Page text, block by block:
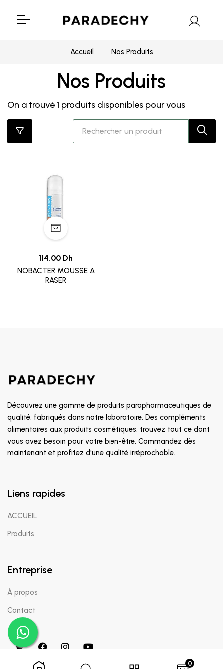
0
Accueil Nos Produits
Nos Produits
On a trouvé1 produits disponibles pour vous
114.00 Dh
NOBACTER MOUSSE A
RASER
Découvrez une gamme de produits parapharmaceutiques de
qualité, fabriqués dans notre laboratoire. Des compléments
alimentaires aux produits cosmétiques, trouvez tout ce dont
vous avez besoin pour votre bien-être. Commandez dès
maintenant et profitez d'une qualité irréprochable.
Liens rapides
ACCUEIL
Produits
Entreprise
À propos
Contact